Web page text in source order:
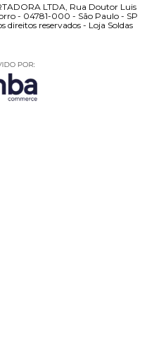
LTDA, Rua Doutor Luis
- 04781-000 - São Paulo - SP
direitos reservados - Loja Soldas